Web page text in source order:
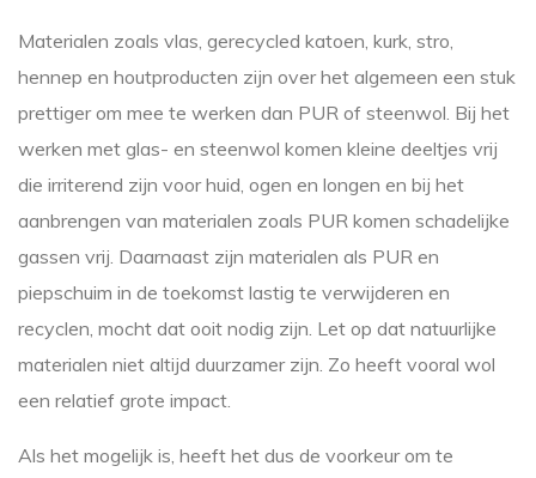
Materialen zoals vlas, gerecycled katoen, kurk, stro,
hennep en houtproducten zijn over het algemeen een stuk
prettiger om mee te werken dan PUR of steenwol. Bij het
werken met glas- en steenwol komen kleine deeltjes vrij
die irriterend zijn voor huid, ogen en longen en bij het
aanbrengen van materialen zoals PUR komen schadelijke
gassen vrij. Daarnaast zijn materialen als PUR en
piepschuim in de toekomst lastig te verwijderen en
recyclen, mocht dat ooit nodig zijn. Let op dat natuurlijke
materialen niet altijd duurzamer zijn. Zo heeft vooral wol
een relatief grote impact.
Als het mogelijk is, heeft het dus de voorkeur om te